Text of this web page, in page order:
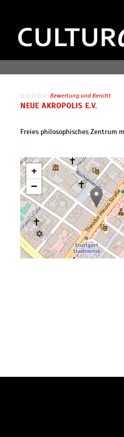
Bewertung und Bericht
NEUE AKROPOLIS E.V.
Freies philosophisches Zentrum
+
−